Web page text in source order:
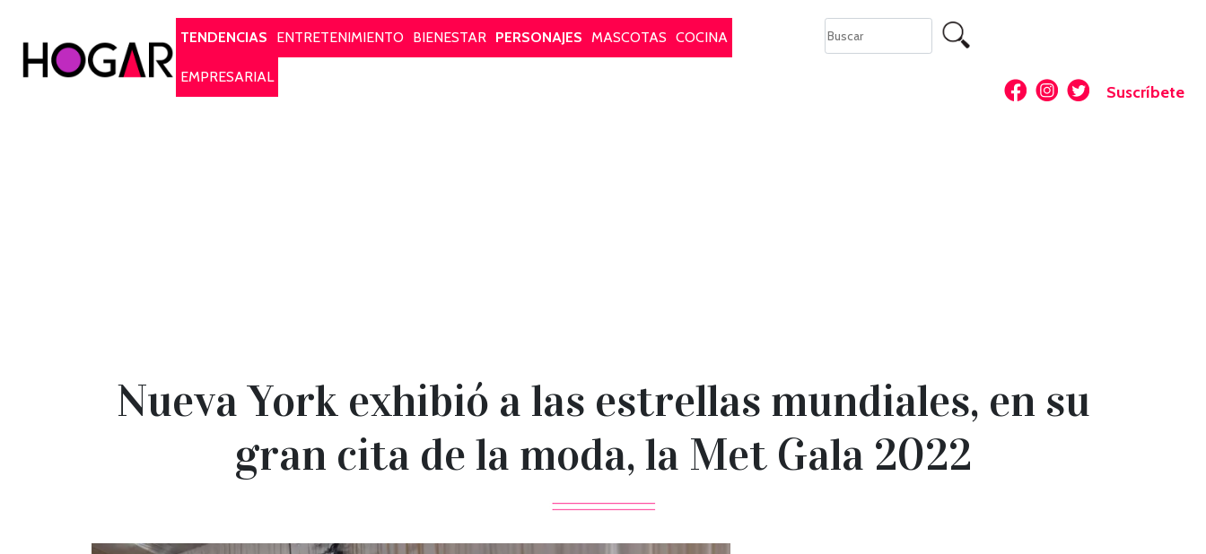
TENDENCIAS
ENTRETENIMIENTO BIENESTAR PERSONAJES MASCOTAS COCINA
EMPRESARIAL
Suscríbete
Nueva York exhibió a las estrellas mundiales, en su
gran cita de la moda, la Met Gala 2022